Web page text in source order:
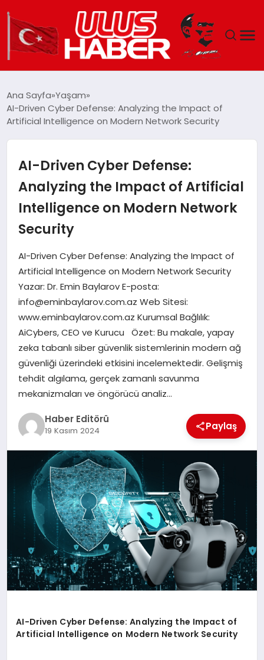
DÜNYA
TEKNOLOJI
MAGAZIN
SPOR
YAŞAM
Ana Sayfa Yaşam
AI-Driven Cyber Defense: Analyzing the Impact of
Artificial Intelligence on Modern Network Security
AI-Driven Cyber Defense:
Analyzing the Impact of Artificial
Intelligence on Modern Network
Security
AI-Driven Cyber Defense: Analyzing the Impact of
Artificial Intelligence on Modern Network Security
Yazar: Dr. Emin Baylarov E-posta:
info@eminbaylarov.com.az Web Sitesi:
www.eminbaylarov.com.az Kurumsal Bağlılık:
AiCybers, CEO ve Kurucu Özet: Bu makale, yapay
zeka tabanlı siber güvenlik sistemlerinin modern ağ
güvenliği üzerindeki etkisini incelemektedir. Gelişmiş
tehdit algılama, gerçek zamanlı savunma
mekanizmaları ve öngörücü analiz…
Haber Editörü
19 Kasım 2024 Paylaş
AI-Driven Cyber Defense: Analyzing the Impact of
Artificial Intelligence on Modern Network Security